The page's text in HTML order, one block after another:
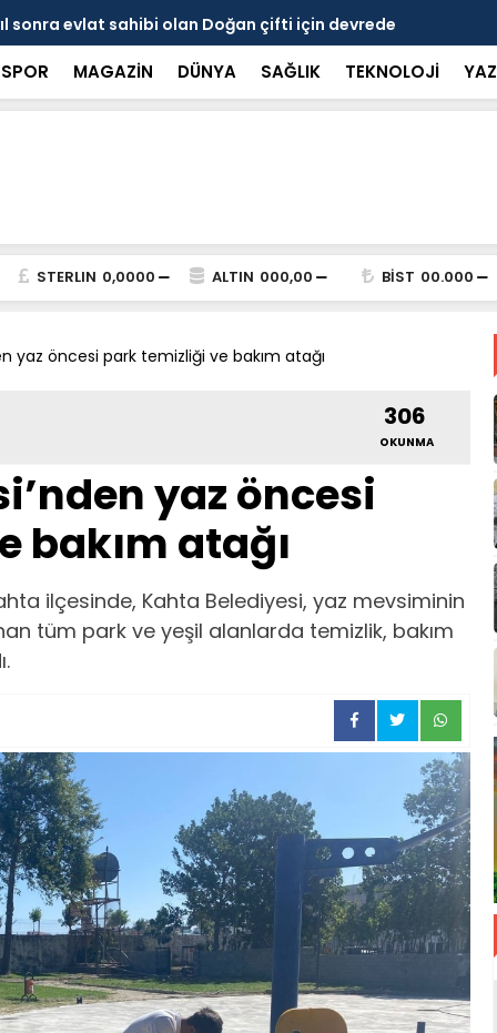
Ulubey’den sağlıkta kalite ve denetim
Kamış’a
SPOR MAGAZİN DÜNYA SAĞLIK TEKNOLOJİ
STERLIN 0,0000 ALTIN 000,00 BİST 00.000
yaz öncesi park temizliği ve bakım atağı
306
OKUNMA
yaz öncesi
bakım atağı
ilçesinde, Kahta Belediyesi, yaz mevsiminin
tüm park ve yeşil alanlarda temizlik, bakım